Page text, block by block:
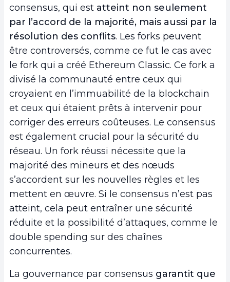
consensus, qui est atteint non seulement
par l’accord de la majorité, mais aussi par la
résolution des conflits. Les forks peuvent
être controversés, comme ce fut le cas avec
le fork qui a créé Ethereum Classic. Ce fork a
divisé la communauté entre ceux qui
croyaient en l’immuabilité de la blockchain
et ceux qui étaient prêts à intervenir pour
corriger des erreurs coûteuses. Le consensus
est également crucial pour la sécurité du
réseau. Un fork réussi nécessite que la
majorité des mineurs et des nœuds
s’accordent sur les nouvelles règles et les
mettent en œuvre. Si le consensus n’est pas
atteint, cela peut entraîner une sécurité
réduite et la possibilité d’attaques, comme le
double spending sur des chaînes
concurrentes.
La gouvernance par consensus garantit que